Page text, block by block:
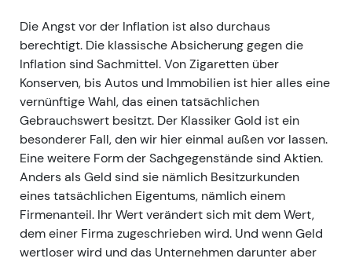
Die Angst vor der Inflation ist also durchaus
berechtigt. Die klassische Absicherung gegen die
Inflation sind Sachmittel. Von Zigaretten über
Konserven, bis Autos und Immobilien ist hier alles eine
vernünftige Wahl, das einen tatsächlichen
Gebrauchswert besitzt. Der Klassiker Gold ist ein
besonderer Fall, den wir hier einmal außen vor lassen.
Eine weitere Form der Sachgegenstände sind Aktien.
Anders als Geld sind sie nämlich Besitzurkunden
eines tatsächlichen Eigentums, nämlich einem
Firmenanteil. Ihr Wert verändert sich mit dem Wert,
dem einer Firma zugeschrieben wird. Und wenn Geld
wertloser wird und das Unternehmen darunter aber